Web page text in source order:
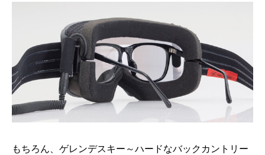
もちろん、ゲレンデスキー～ハードなバックカントリー